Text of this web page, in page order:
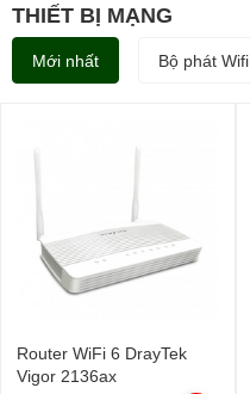
THIẾT BỊ MẠNG
Mới nhất Bộ phát Wifi
Router WiFi 6 DrayTek
Vigor 2136ax